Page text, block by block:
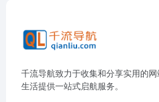
千流导航致力于收集和分享实用的
生活提供一站式启航服务。